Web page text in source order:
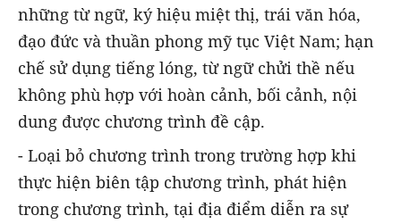
những từ ngữ, ký hiệu miệt thị, trái văn hóa,
đạo đức và thuần phong mỹ tục Việt Nam; hạn
chế sử dụng tiếng lóng, từ ngữ chửi thề nếu
không phù hợp với hoàn cảnh, bối cảnh, nội
dung được chương trình đề cập.
- Loại bỏ chương trình trong trường hợp khi
thực hiện biên tập chương trình, phát hiện
trong chương trình, tại địa điểm diễn ra sự